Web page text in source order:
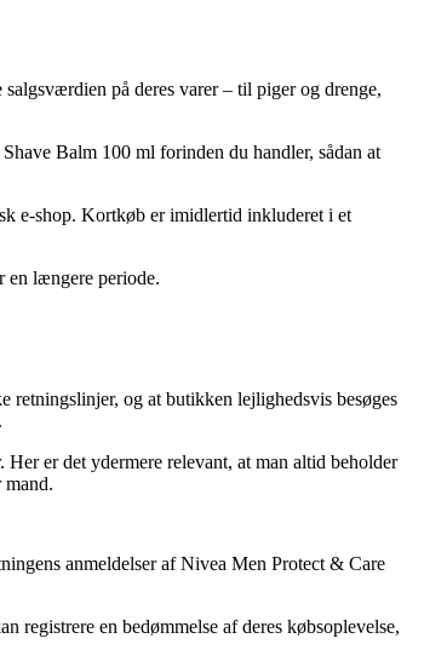
på deres varer – til piger og drenge,
Balm 100 ml forinden du handler, sådan at
e-shop. Kortkøb er imidlertid inkluderet i et
en længere periode.
retningslinjer, og at butikken lejlighedsvis besøges
er det ydermere relevant, at man altid beholder
anmeldelser af Nivea Men Protect & Care
en bedømmelse af deres købsoplevelse,